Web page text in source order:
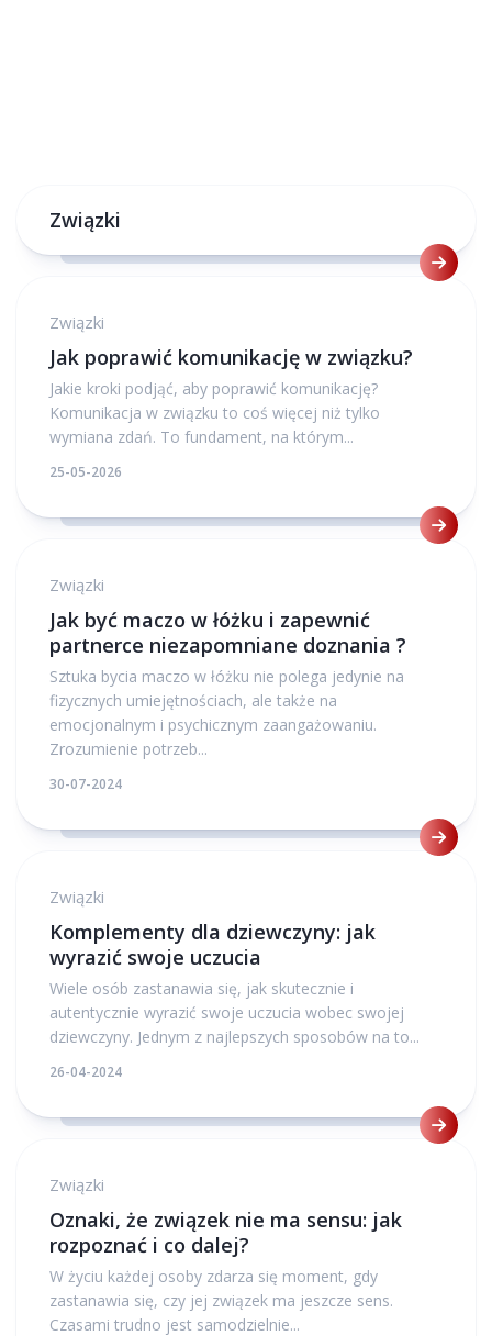
Związki
Związki
Jak poprawić komunikację w związku?
Jakie kroki podjąć, aby poprawić komunikację?
Komunikacja w związku to coś więcej niż tylko
wymiana zdań. To fundament, na którym...
25-05-2026
Związki
Jak być maczo w łóżku i zapewnić
partnerce niezapomniane doznania ?
Sztuka bycia maczo w łóżku nie polega jedynie na
fizycznych umiejętnościach, ale także na
emocjonalnym i psychicznym zaangażowaniu.
Zrozumienie potrzeb...
30-07-2024
Związki
Komplementy dla dziewczyny: jak
wyrazić swoje uczucia
Wiele osób zastanawia się, jak skutecznie i
autentycznie wyrazić swoje uczucia wobec swojej
dziewczyny. Jednym z najlepszych sposobów na to...
26-04-2024
Związki
Oznaki, że związek nie ma sensu: jak
rozpoznać i co dalej?
W życiu każdej osoby zdarza się moment, gdy
zastanawia się, czy jej związek ma jeszcze sens.
Czasami trudno jest samodzielnie...